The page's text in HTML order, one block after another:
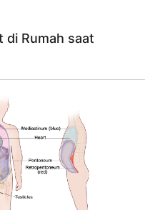
di Rumah saat